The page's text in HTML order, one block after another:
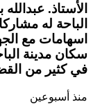
الأستاذ.
الباحة له
اسهامات مع
سكان مدينة
في كثير من
منذ أسبوعين